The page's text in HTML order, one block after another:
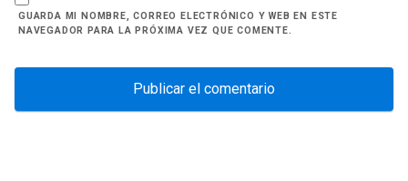
GUARDA MI NOMBRE, CORREO ELECTRÓNICO Y WEB EN ESTE
NAVEGADOR PARA LA PRÓXIMA VEZ QUE COMENTE.